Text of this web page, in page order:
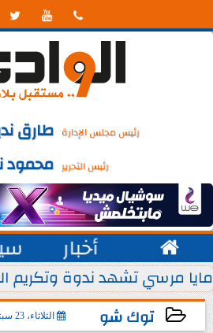
  
رئيس مجلس الإدارة طارق
رئيس التحرير محمود
 أخبار
يوليو من كل عام
مايا مرسي تشهد ندوة وتكريم
توك شو الثلاثاء، 23 سبتمبر 2025